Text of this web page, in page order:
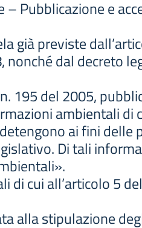
Pubblicazione e
già previste
nonché dal decreto
195 del 2005,
ambientali di
ai fini delle
Di tali
di cui all’articolo 5
alla stipulazione